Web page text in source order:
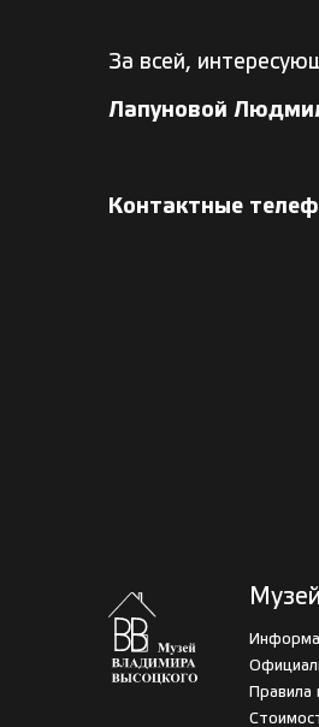
За всей,
Лапуновой
Контактные
Музей
Правила